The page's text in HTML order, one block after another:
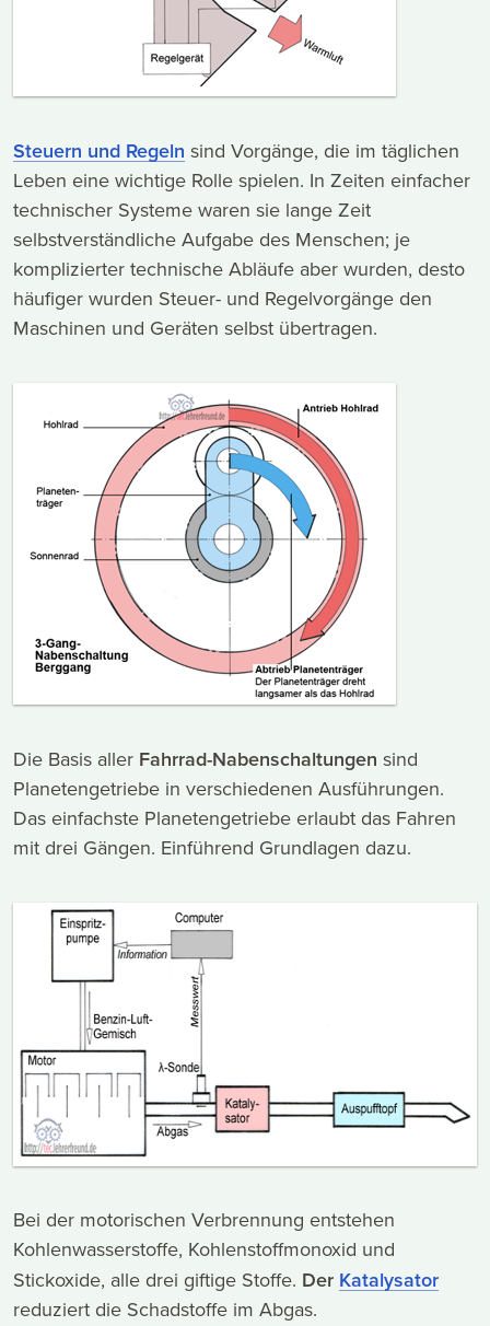
Steuern und Regeln sind Vorgänge, die im täglichen
Leben eine wichtige Rolle spielen. In Zeiten einfacher
technischer Systeme waren sie lange Zeit
selbstverständliche Aufgabe des Menschen; je
komplizierter technische Abläufe aber wurden, desto
häufiger wurden Steuer- und Regelvorgänge den
Maschinen und Geräten selbst übertragen.
Die Basis aller Fahrrad-Nabenschaltungen sind
Planetengetriebe in verschiedenen Ausführungen.
Das einfachste Planetengetriebe erlaubt das Fahren
mit drei Gängen. Einführend Grundlagen dazu.
Bei der motorischen Verbrennung entstehen
Kohlenwasserstoffe, Kohlenstoffmonoxid und
Stickoxide, alle drei giftige Stoffe. Der Katalysator
reduziert die Schadstoffe im Abgas.